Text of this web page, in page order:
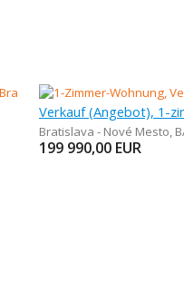
Bratislava - Nové Mesto,
199 990,00 EUR